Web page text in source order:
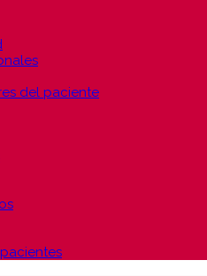
del paciente